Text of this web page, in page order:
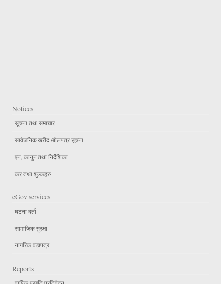
Notices
सूचना तथा समाचार
सार्वजनिक खरीद /बोलपत्र सूचना
एन, कानुन तथा निर्देशिका
कर तथा शुल्कहरु
eGov services
घटना दर्ता
सामाजिक सुरक्षा
नागरिक वडापत्र
Reports